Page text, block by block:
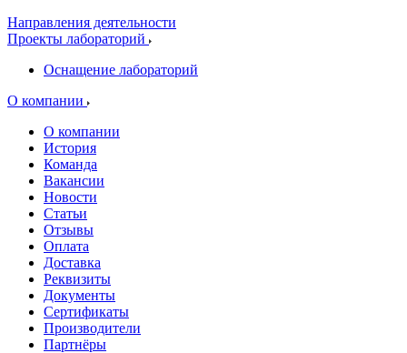
Направления деятельности
Проекты лабораторий
Оснащение лабораторий
О компании
О компании
История
Команда
Вакансии
Новости
Статьи
Отзывы
Оплата
Доставка
Реквизиты
Документы
Сертификаты
Производители
Партнёры